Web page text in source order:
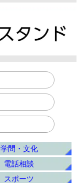
学問・文化
電話相談
スポーツ